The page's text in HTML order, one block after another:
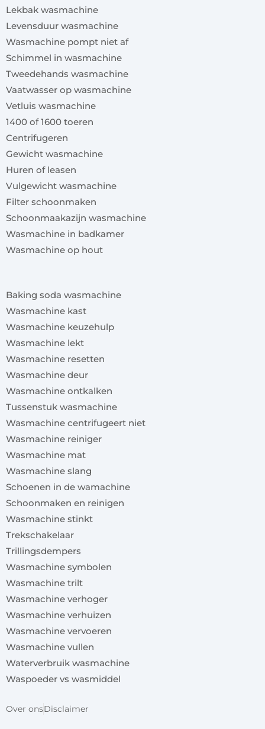
Lekbak wasmachine
Levensduur wasmachine
Wasmachine pompt niet af
Schimmel in wasmachine
Tweedehands wasmachine
Vaatwasser op wasmachine
Vetluis wasmachine
1400 of 1600 toeren
Centrifugeren
Gewicht wasmachine
Huren of leasen
Vulgewicht wasmachine
Filter schoonmaken
Schoonmaakazijn wasmachine
Wasmachine in badkamer
Wasmachine op hout
Baking soda wasmachine
Wasmachine kast
Wasmachine keuzehulp
Wasmachine lekt
Wasmachine resetten
Wasmachine deur
Wasmachine ontkalken
Tussenstuk wasmachine
Wasmachine centrifugeert niet
Wasmachine reiniger
Wasmachine mat
Wasmachine slang
Schoenen in de wamachine
Schoonmaken en reinigen
Wasmachine stinkt
Trekschakelaar
Trillingsdempers
Wasmachine symbolen
Wasmachine trilt
Wasmachine verhoger
Wasmachine verhuizen
Wasmachine vervoeren
Wasmachine vullen
Waterverbruik wasmachine
Waspoeder vs wasmiddel
Over onsDisclaimer